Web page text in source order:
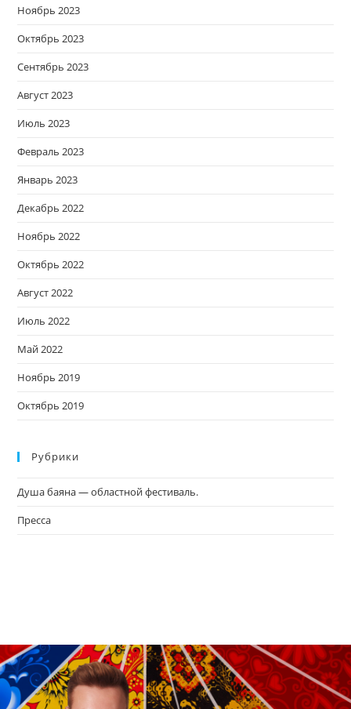
Ноябрь 2023
Октябрь 2023
Сентябрь 2023
Август 2023
Июль 2023
Февраль 2023
Январь 2023
Декабрь 2022
Ноябрь 2022
Октябрь 2022
Август 2022
Июль 2022
Май 2022
Ноябрь 2019
Октябрь 2019
Рубрики
Душа баяна — областной фестиваль.
Пресса